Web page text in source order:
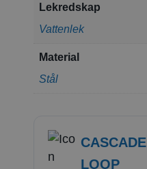
Lekredskap
Vattenlek
Material
Stål
CASCADE
LOOP